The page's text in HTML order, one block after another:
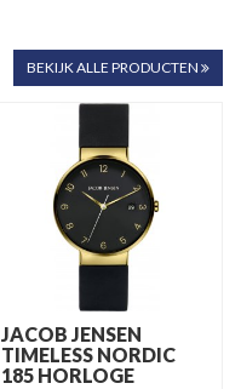
BEKIJK ALLE PRODUCTEN
JACOB JENSEN
TIMELESS NORDIC
185 HORLOGE